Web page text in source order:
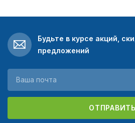
Будьте в курсе акций,
предложений
ОТПРАВИТЬ